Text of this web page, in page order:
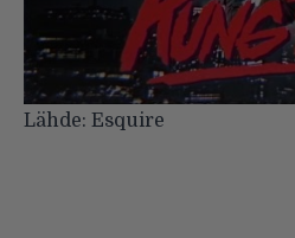
Lähde: Esquire